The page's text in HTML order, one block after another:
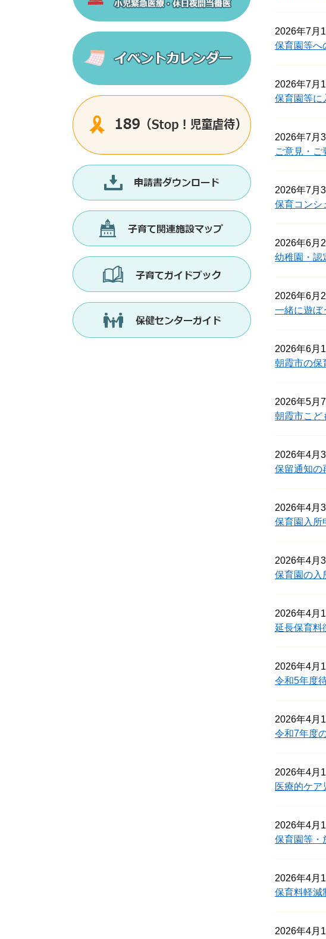
2026年7月
保育園等へ
2026年7月
保育園等に
2026年7月
ご意見・ご
2026年7月
保育コンシ
2026年6月
幼稚園・認
2026年6月
一緒に遊ぼ
2026年6月
朝霞市の保
2026年5月
朝霞市こど
2026年4月
保留通知の
2026年4月
保育園入
2026年4月
保育園の入
2026年4月
延長保育料
2026年4月
令和5年度
2026年4月
令和7年度
2026年4月
医療的ケア
2026年4月
保育園等・
2026年4月
保育料軽減
2026年4月